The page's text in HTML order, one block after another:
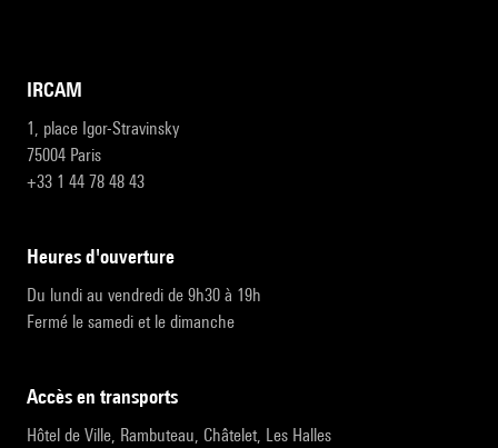
IRCAM
1, place Igor-Stravinsky
75004 Paris
+33 1 44 78 48 43
heures d'ouverture
Du lundi au vendredi de 9h30 à 19h
Fermé le samedi et le dimanche
accès en transports
Hôtel de Ville, Rambuteau, Châtelet, Les Halles